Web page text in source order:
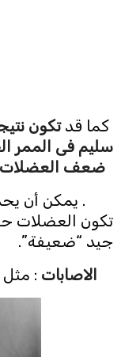
كما قدتكون
سليم فى الممر
ضعف العضلات
. يمكن أن
تكون العضلات
جيد “ضعيفة”.
الاصابات :